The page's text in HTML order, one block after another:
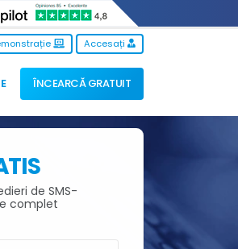
Accesați
ÎNCEARCĂ GRATUIT
de SMS-
complet